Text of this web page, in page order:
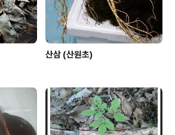
산삼 (산원초)